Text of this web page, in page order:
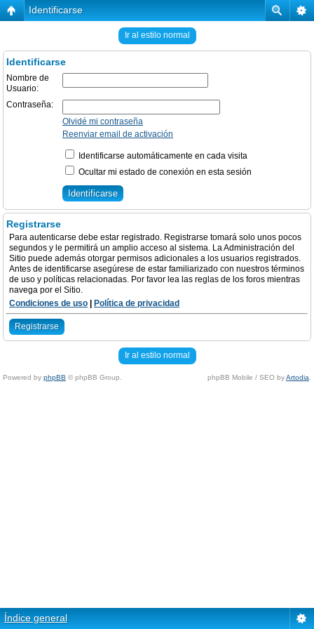
Identificarse
Ir al estilo normal
Identificarse
Nombre de
Usuario:
Contraseña:
Olvidé mi contraseña
Reenviar email de activación
Identificarse automáticamente en cada visita
Ocultar mi estado de conexión en esta sesión
Registrarse
Para autenticarse debe estar registrado. Registrarse tomará solo unos pocos
segundos y le permitirá un amplio acceso al sistema. La Administración del
Sitio puede además otorgar permisos adicionales a los usuarios registrados.
Antes de identificarse asegúrese de estar familiarizado con nuestros términos
de uso y políticas relacionadas. Por favor lea las reglas de los foros mientras
navega por el Sitio.
Condiciones de uso
Política de privacidad
Registrarse
Ir al estilo normal
Powered by phpBB © phpBB Group. phpBB Mobile / SEO byArtodia
Índice general